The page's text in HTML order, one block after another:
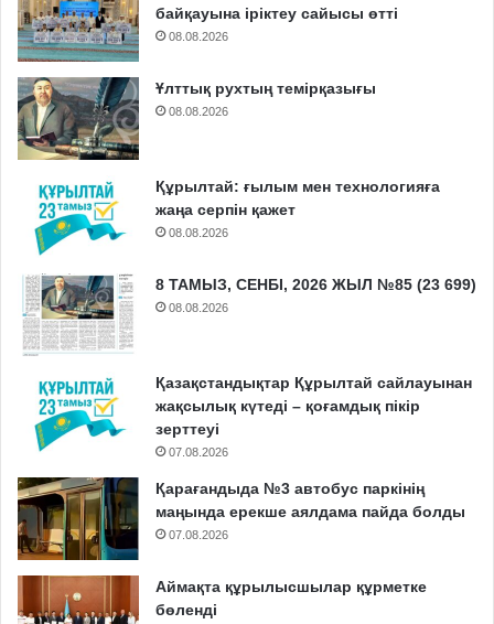
байқауына іріктеу сайысы өтті
08.08.2026
Ұлттық рухтың темірқазығы
08.08.2026
Құрылтай: ғылым мен технологияға
жаңа серпін қажет
08.08.2026
8 ТАМЫЗ, СЕНБІ, 2026 ЖЫЛ №85 (23 699)
08.08.2026
Қазақстандықтар Құрылтай сайлауынан
жақсылық күтеді – қоғамдық пікір
зерттеуі
07.08.2026
Қарағандыда №3 автобус паркінің
маңында ерекше аялдама пайда болды
07.08.2026
Аймақта құрылысшылар құрметке
бөленді